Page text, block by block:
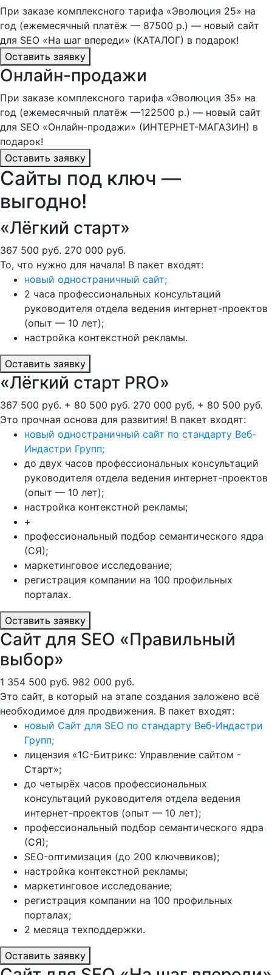
При заказе комплексного тарифа «Эволюция 25» на
год (ежемесячный платёж — 87500 р.) — новый сайт
для SEO «На шаг впереди» (КАТАЛОГ) в подарок!
Оставить заявку
Онлайн-продажи
При заказе комплексного тарифа «Эволюция 35» на
год (ежемесячный платёж —122500 р.) — новый сайт
для SEO «Онлайн-продажи» (ИНТЕРНЕТ-МАГАЗИН) в
подарок!
Оставить заявку
Сайты под ключ —
выгодно!
«Лёгкий старт»
367 500 руб. 270 000 руб.
То, что нужно для начала! В пакет входят:
новый одностраничный сайт;
2 часа профессиональных консультаций
руководителя отдела ведения интернет-проектов
(опыт — 10 лет);
настройка контекстной рекламы.
Оставить заявку
«Лёгкий старт PRO»
367 500 руб. + 80 500 руб. 270 000 руб. + 80 500 руб.
Это прочная основа для развития! В пакет входят:
новый одностраничный сайт по стандарту Веб-
Индастри Групп;
до двух часов профессиональных консультаций
руководителя отдела ведения интернет-проектов
(опыт — 10 лет);
настройка контекстной рекламы;
+
профессиональный подбор семантического ядра
(СЯ);
маркетинговое исследование;
регистрация компании на 100 профильных
порталах.
Оставить заявку
Сайт для SEO «Правильный
выбор»
1 354 500 руб. 982 000 руб.
Это сайт, в который на этапе создания заложено всё
необходимое для продвижения. В пакет входят:
новый Сайт для SEO по стандарту Веб-Индастри
Групп;
лицензия «1С-Битрикс: Управление сайтом -
Старт»;
до четырёх часов профессиональных
консультаций руководителя отдела ведения
интернет-проектов (опыт — 10 лет);
профессиональный подбор семантического ядра
(СЯ);
SEO-оптимизация (до 200 ключевиков);
настройка контекстной рекламы;
маркетинговое исследование;
регистрация компании на 100 профильных
порталах;
2 месяца техподдержки.
Оставить заявку